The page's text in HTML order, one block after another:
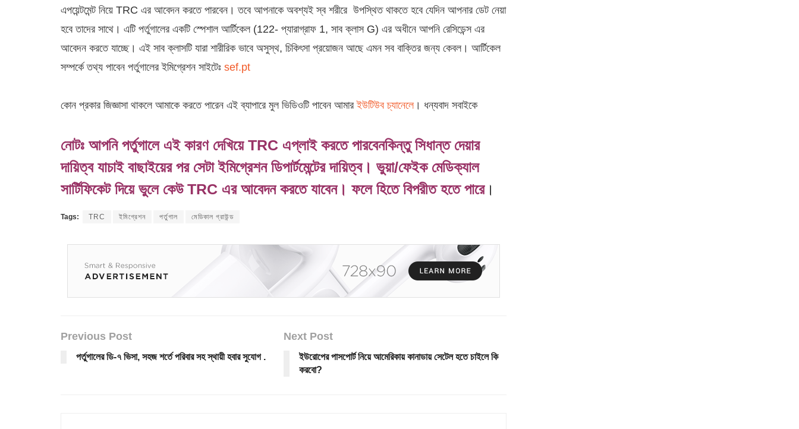
এপয়েন্টমেন্ট নিয়ে TRC এর আবেদন করতে পারবেন। তবে আপনাকে অবশ্যই স্ব শরীরে উপস্থিত থাকতে হবে যেদিন আপনার ডেট নেয়া
হবে তাদের সাথে। এটি পর্তুগালের একটি স্পেশাল আর্টিকেল (122- প্যারাগ্রাফ 1, সাব ক্লাস G) এর অধীনে আপনি রেসিডেন্স এর
আবেদন করতে যাচ্ছে। এই সাব ক্লাসটি যারা শারীরিক ভাবে অসুস্থ, চিকিৎসা প্রয়োজন আছে এমন সব বাক্তির জন্য কেবল। আর্টিকেল
সম্পর্কে তথ্য পাবেন পর্তুগালের ইমিগ্রেশন সাইটেঃ sef.pt
কোন প্রকার জিজ্ঞাসা থাকলে আমাকে করতে পারেন এই ব্যাপারে মুল ভিডিওটি পাবেন আমারইউটিউব চ্যানেলে। ধন্যবাদ সবাইকে
নোটঃ আপনি পর্তুগালে এই কারণ দেখিয়ে TRC এপ্লাই করতে পারবেনকিন্তু সিধান্ত দেয়ার
দায়িত্ব যাচাই বাছাইয়ের পর সেটা ইমিগ্রেশন ডিপার্টমেন্টের দায়িত্ব। ভুয়া/ফেইক মেডিক্যাল
সার্টিফিকেট দিয়ে ভুলে কেউ TRC এর আবেদন করতে যাবেন। ফলে হিতে বিপরীত হতে পারে।
Tags: TRC ইমিগ্রেশন পর্তুগাল মেডিকাল গ্রাউন্ড
Previous Post
পর্তুগালের ডি-৭ ভিসা, সহজ শর্তে পরিবার সহ স্থায়ী হবার সুযোগ .
Next Post
ইউরোপের পাসপোর্ট নিয়ে আমেরিকায় কানাডায় সেটেল হতে চাইলে কি
করবো?